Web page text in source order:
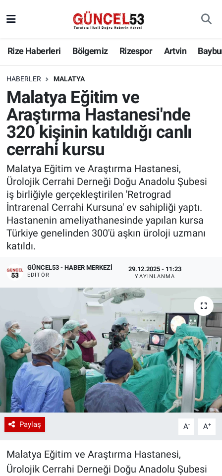
Rize Haberleri Bölgemiz Rizespor Artvin
HABERLER MALATYA
Malatya Eğitim ve
Araştırma Hastanesi'nde
320 kişinin katıldığı canlı
cerrahi kursu
Malatya Eğitim ve Araştırma Hastanesi,
Ürolojik Cerrahi Derneği Doğu Anadolu Şubesi
iş birliğiyle gerçekleştirilen 'Retrograd
İntrarenal Cerrahi Kursuna' ev sahipliği yaptı.
Hastanenin ameliyathanesinde yapılan kursa
Türkiye genelinden 300'ü aşkın üroloji uzmanı
katıldı.
GÜNCEL53 - HABER MERKEZI
EDITÖR
29.12.2025 - 11:23
YAYINLANMA
Paylaş A- A+
Malatya Eğitim ve Araştırma Hastanesi,
Ürolojik Cerrahi Derneği Doğu Anadolu Şubesi